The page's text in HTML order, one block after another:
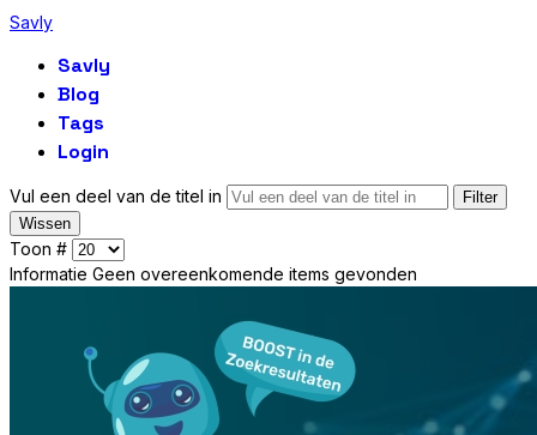
Savly
Savly
Blog
Tags
Login
Vul een deel van de titel in
Filter
Wissen
Toon #
Informatie Geen overeenkomende items gevonden